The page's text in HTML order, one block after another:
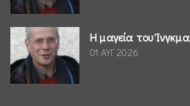
Η μαγεία του
01 ΑΥΓ 2026